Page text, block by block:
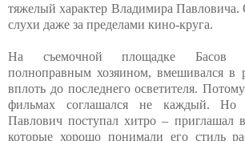
тяжелый характер Владимира Павловича.
слухи даже за пределами кино-круга.
На съемочной площадке Басов
полноправным хозяином, вмешивался в
вплоть до последнего осветителя.
фильмах соглашался не каждый.
Павлович поступал хитро – приглашал
которые хорошо понимали его стиль